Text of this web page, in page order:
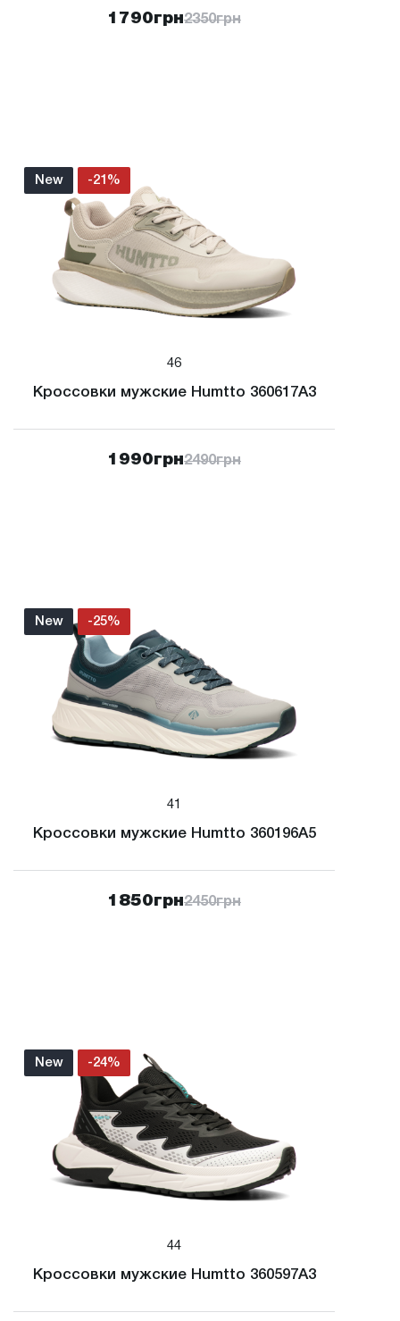
1790грн2350грн
New -21%
46
Кроссовки мужские Humtto 360617A3
1990грн2490грн
New -25%
41
Кроссовки мужские Humtto 360196A5
1850грн2450грн
New -24%
44
Кроссовки мужские Humtto 360597A3